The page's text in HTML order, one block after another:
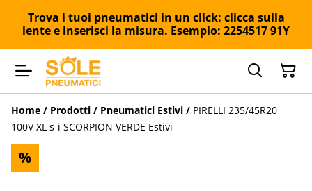
Trova i tuoi pneumatici in un click: clicca sulla
lente e inserisci la misura. Esempio: 2254517 91Y
Home / Prodotti / Pneumatici Estivi / PIRELLI 235/45R20
100V XL s-i SCORPION VERDE Estivi
%